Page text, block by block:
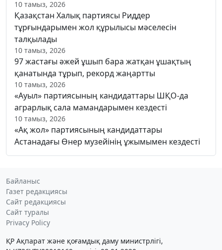
10 тамыз, 2026
Қазақстан Халық партиясы Риддер
тұрғындарымен жол құрылысы мәселесін
талқылады
10 тамыз, 2026
97 жастағы әжей ұшып бара жатқан ұшақтың
қанатында тұрып, рекорд жаңартты
10 тамыз, 2026
«Ауыл» партиясының кандидаттары ШҚО-да
аграрлық сала мамандарымен кездесті
10 тамыз, 2026
«Ақ жол» партиясының кандидаттары
Астанадағы Өнер музейінің ұжымымен кездесті
Байланыс
Газет редакциясы
Сайт редакциясы
Сайт туралы
Privacy Policy
ҚР Ақпарат және қоғамдық даму министрлігі,